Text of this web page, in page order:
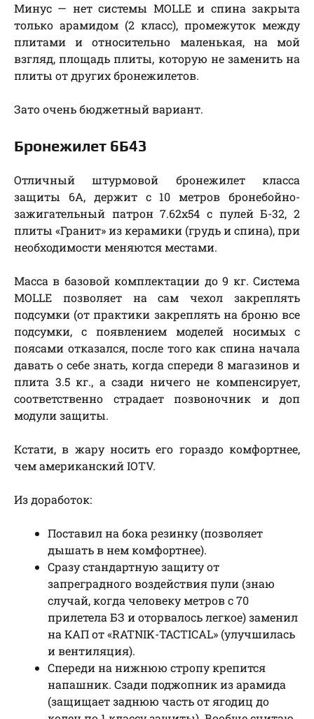
Минус — нет системы MOLLE и спина закрыта
только арамидом (2 класс), промежуток между
плитами и относительно маленькая, на мой
взгляд, площадь плиты, которую не заменить на
плиты от других бронежилетов.
Зато очень бюджетный вариант.
Бронежилет 6Б43
Отличный штурмовой бронежилет класса
защиты 6А, держит с 10 метров бронебойно-
зажигательный патрон 7.62х54 с пулей Б-32, 2
плиты «Гранит» из керамики (грудь и спина), при
необходимости меняются местами.
Масса в базовой комплектации до 9 кг. Система
MOLLE позволяет на сам чехол закреплять
подсумки (от практики закреплять на броню все
подсумки, с появлением моделей носимых с
поясами отказался, после того как спина начала
давать о себе знать, когда спереди 8 магазинов и
плита 3.5 кг., а сзади ничего не компенсирует,
соответственно страдает позвоночник и доп
модули защиты.
Кстати, в жару носить его гораздо комфортнее,
чем американский IOTV.
Из доработок:
Поставил на бока резинку (позволяет
дышать в нем комфортнее).
Сразу стандартную защиту от
запреградного воздействия пули (знаю
случай, когда человеку метров с 70
прилетела БЗ и оторвалось легкое) заменил
на КАП от «RATNIK-TACTICAL» (улучшилась
и вентиляция).
Спереди на нижнюю стропу крепится
напашник. Сзади поджопник из арамида
(защищает заднюю часть от ягодиц до